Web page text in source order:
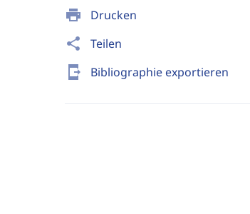
print Drucken
share Teilen
send_to_mobile Bibliographie exportieren